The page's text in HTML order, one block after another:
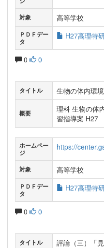
対象 高等学校
ＰＤＦデー
タ
H27高理特
0 0
タイトル 生物の体内環境
概要
理科 生物の体
習指導案 H27
ホームペー
ジ
https://
対象 高等学校
ＰＤＦデー
タ
H27高理特
0 0
タイトル 評論（三）「見